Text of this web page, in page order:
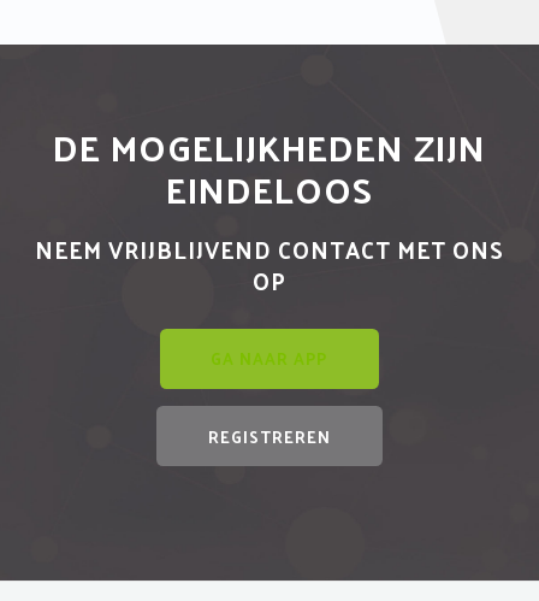
DE MOGELIJKHEDEN ZIJN
EINDELOOS
NEEM VRIJBLIJVEND CONTACT MET ONS
OP
GA NAAR APP
REGISTREREN